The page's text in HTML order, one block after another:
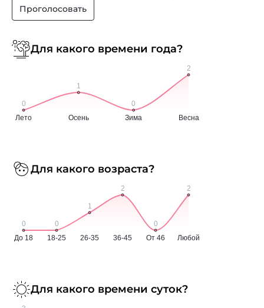
Проголосовать
Для какого времени года?
Для какого возраста?
Для какого времени суток?